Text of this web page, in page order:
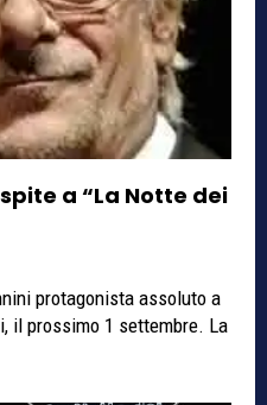
a “La Notte dei
il prossimo 1 settembre. La